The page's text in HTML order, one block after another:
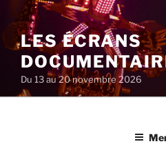
au
contenu
principal
LES ÉCRANS
Du 13 au 20 novembre 2026